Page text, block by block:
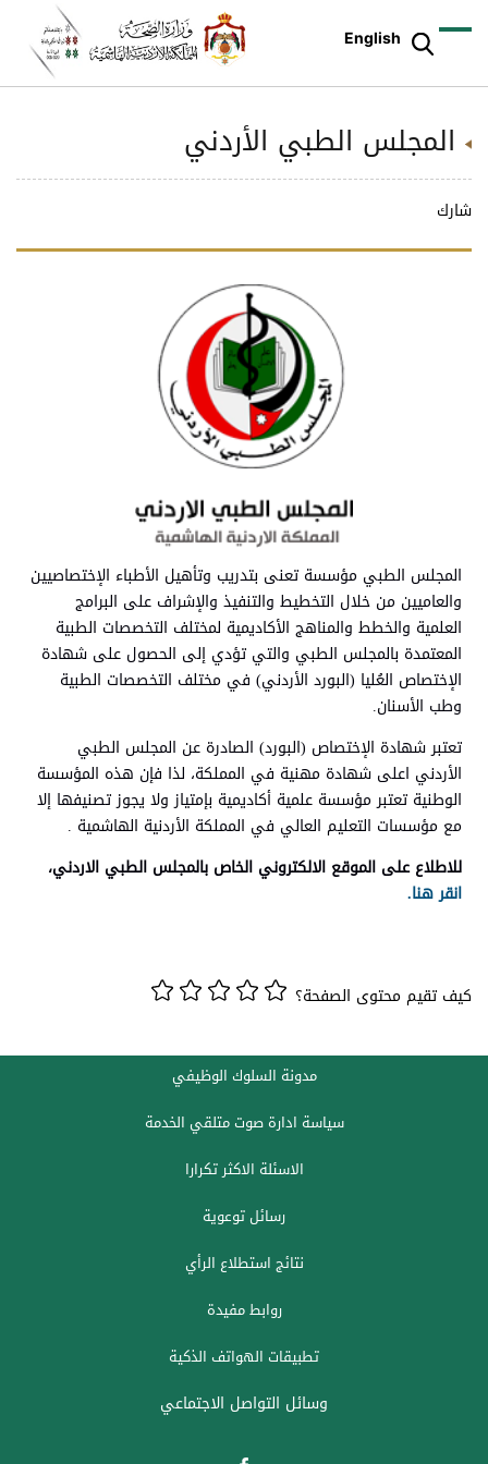
English
المجلس الطبي الأردني
شارك
المجلس الطبي مؤسسة تعنى بتدريب وتأهيل الأطباء الإختصاصيين
والعاميين من خلال التخطيط والتنفيذ والإشراف على البرامج
العلمية والخطط والمناهج الأكاديمية لمختلف التخصصات الطبية
المعتمدة بالمجلس الطبي والتي تؤدي إلى الحصول على شهادة
الإختصاص العُليا (البورد الأردني) في مختلف التخصصات الطبية
وطب الأسنان.
تعتبر شهادة الإختصاص (البورد) الصادرة عن المجلس الطبي
الأردني اعلى شهادة مهنية في المملكة، لذا فإن هذه المؤسسة
الوطنية تعتبر مؤسسة علمية أكاديمية بإمتياز ولا يجوز تصنيفها إلا
مع مؤسسات التعليم العالي في المملكة الأردنية الهاشمية .
للاطلاع على الموقع الالكتروني الخاص بالمجلس الطبي الاردني،
انقر هنا.
كيف تقيم محتوى الصفحة؟
مدونة السلوك الوظيفي
سياسة ادارة صوت متلقي الخدمة
الاسئلة الاكثر تكرارا
رسائل توعوية
نتائج استطلاع الرأي
روابط مفيدة
تطبيقات الهواتف الذكية
وسائل التواصل الاجتماعي